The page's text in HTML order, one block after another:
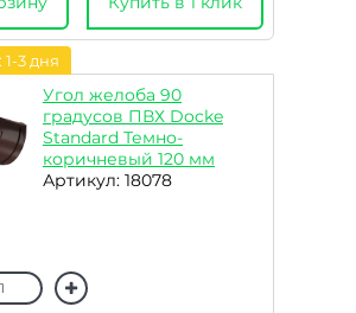
3 дня
Угол желоба 90
градусов ПВХ Docke
Standard Темно-
коричневый 120 мм
Артикул: 18078